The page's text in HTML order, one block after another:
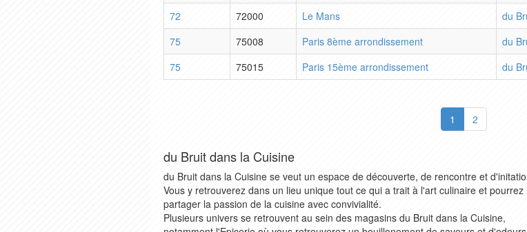
72
72000 Le Mans
du
75
75008 Paris 8ème arrondissement
du
75
75015 Paris 15ème arrondissement du
1 2
du Bruit dans la Cuisine
du Bruit dans la Cuisine se veut un espace de découverte, de rencontre et
Vous y retrouverez dans un lieu unique tout ce qui a trait à l'art culinaire et pourrez
partager la passion de la cuisine avec convivialité.
Plusieurs univers se retrouvent au sein des magasins du Bruit dans la Cuisine,